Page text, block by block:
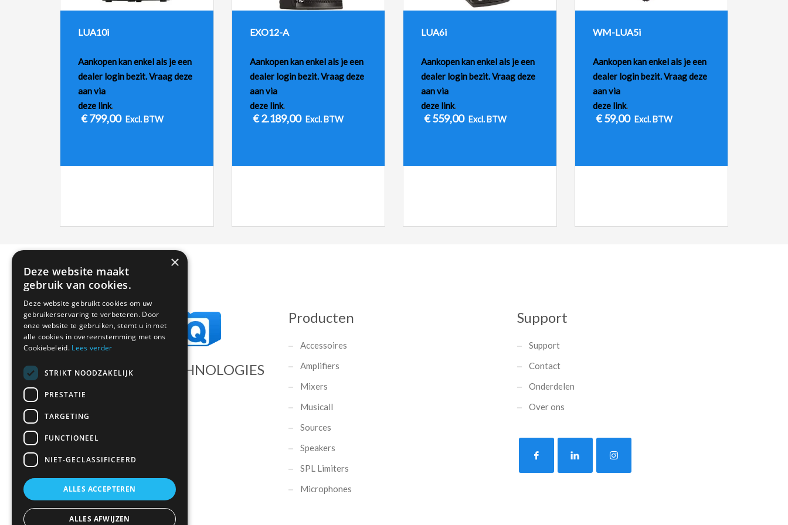
LUA10i
Aankopen kan enkel als je een
dealer login bezit. Vraag deze
aan via
deze link.
€799,00 Excl. BTW
EXO12-A
Aankopen kan enkel als je een
dealer login bezit. Vraag deze
aan via
deze link.
€2.189,00 Excl. BTW
LUA6i
Aankopen kan enkel als je een
dealer login bezit. Vraag deze
aan via
deze link.
€559,00 Excl. BTW
WM-LUA5i
Aankopen kan enkel als je een
dealer login bezit. Vraag deze
aan via
deze link.
€59,00 Excl. BTW
DATEQ AUDIO TECHNOLOGIES
Dateq International BV
Nederland
KVK: 84615559
Producten
Accessoires
Amplifiers
Mixers
Musicall
Sources
Speakers
SPL Limiters
Microphones
Support
Support
Contact
Onderdelen
Over ons
×
Deze website maakt
gebruik van cookies.
Deze website gebruikt cookies om uw
gebruikerservaring te verbeteren. Door
onze website te gebruiken, stemt u in met
alle cookies in overeenstemming met ons
Cookiebeleid. Lees verder
STRIKT NOODZAKELIJK
PRESTATIE
TARGETING
FUNCTIONEEL
NIET-GECLASSIFICEERD
ALLES ACCEPTEREN
ALLES AFWIJZEN